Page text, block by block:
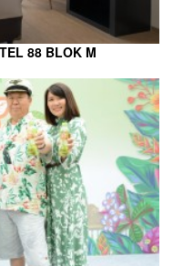
88 BLOK M